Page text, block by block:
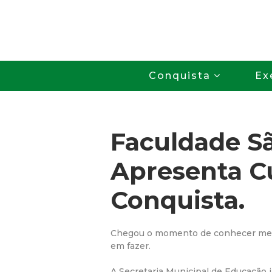
Conquista
Faculdade
Apresenta
Conquista.
Chegou o momento de conhecer
em fazer.